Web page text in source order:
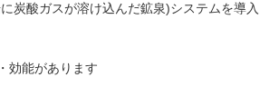
炭酸ガスが溶け込んだ鉱泉)システムを導入
効能があります